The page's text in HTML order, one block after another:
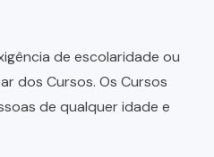
de escolaridade ou
dos Cursos. Os Cursos
de qualquer idade e